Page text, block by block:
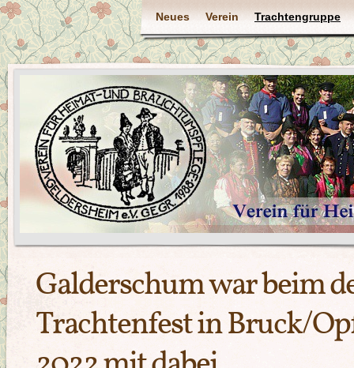
Neues Verein Trachtengruppe
Galderschum war beim
Trachtenfest in Bruck/